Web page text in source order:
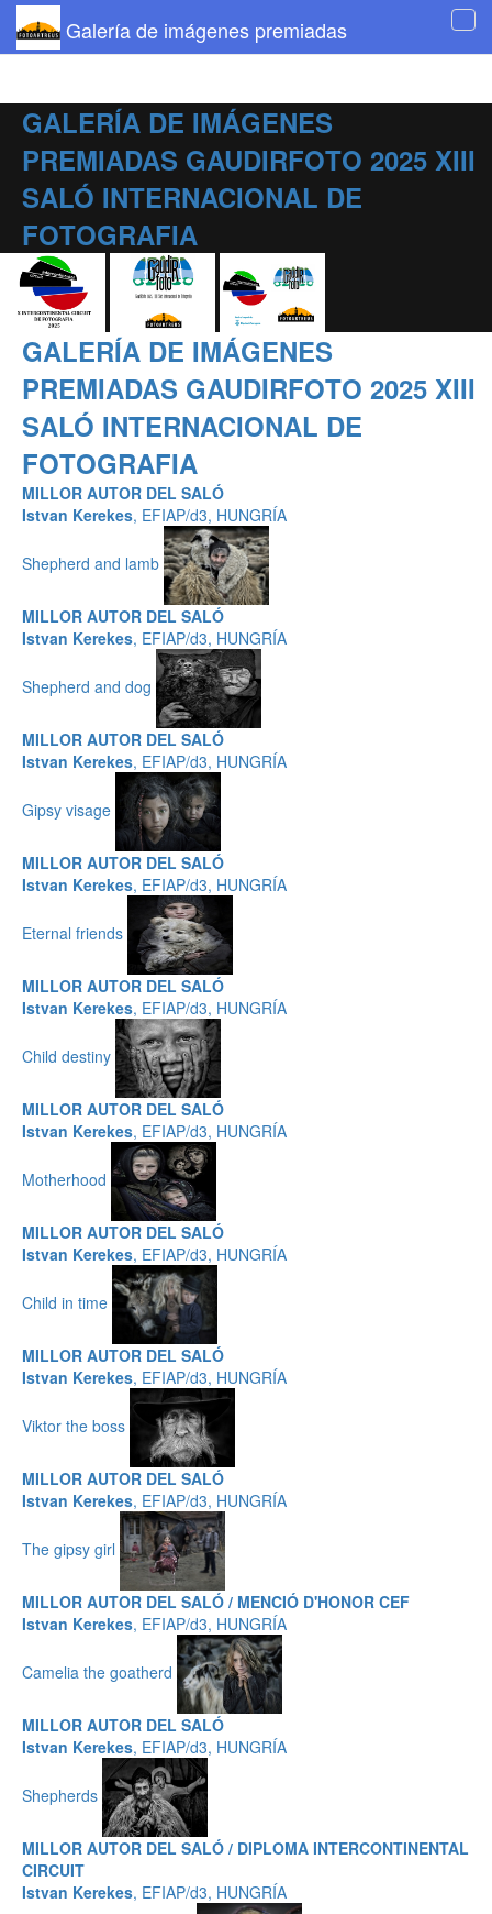
Galería de imágenes premiadas
GALERÍA DE IMÁGENES
PREMIADAS GAUDIRFOTO 2025 XIII
SALÓ INTERNACIONAL DE
FOTOGRAFIA
GALERÍA DE IMÁGENES
PREMIADAS GAUDIRFOTO 2025 XIII
SALÓ INTERNACIONAL DE
FOTOGRAFIA
MILLOR AUTOR DEL SALÓ
Istvan Kerekes, EFIAP/d3, HUNGRÍA
Shepherd and lamb
MILLOR AUTOR DEL SALÓ
Istvan Kerekes, EFIAP/d3, HUNGRÍA
Shepherd and dog
MILLOR AUTOR DEL SALÓ
Istvan Kerekes, EFIAP/d3, HUNGRÍA
Gipsy visage
MILLOR AUTOR DEL SALÓ
Istvan Kerekes, EFIAP/d3, HUNGRÍA
Eternal friends
MILLOR AUTOR DEL SALÓ
Istvan Kerekes, EFIAP/d3, HUNGRÍA
Child destiny
MILLOR AUTOR DEL SALÓ
Istvan Kerekes, EFIAP/d3, HUNGRÍA
Motherhood
MILLOR AUTOR DEL SALÓ
Istvan Kerekes, EFIAP/d3, HUNGRÍA
Child in time
MILLOR AUTOR DEL SALÓ
Istvan Kerekes, EFIAP/d3, HUNGRÍA
Viktor the boss
MILLOR AUTOR DEL SALÓ
Istvan Kerekes, EFIAP/d3, HUNGRÍA
The gipsy girl
MILLOR AUTOR DEL SALÓ / MENCIÓ D'HONOR CEF
Istvan Kerekes, EFIAP/d3, HUNGRÍA
Camelia the goatherd
MILLOR AUTOR DEL SALÓ
Istvan Kerekes, EFIAP/d3, HUNGRÍA
Shepherds
MILLOR AUTOR DEL SALÓ / DIPLOMA INTERCONTINENTAL
CIRCUIT
Istvan Kerekes, EFIAP/d3, HUNGRÍA